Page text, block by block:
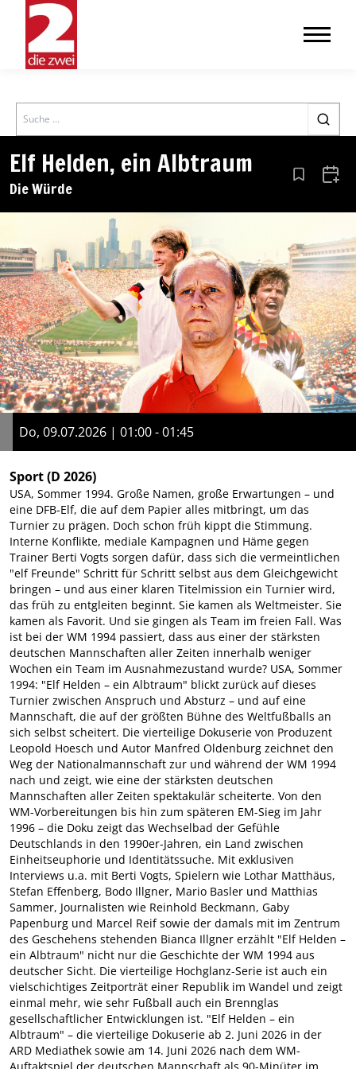
Search
Elf Helden, ein Albtraum
Die Würde Aus den
Do, 09.07.2026 | 01:00 - 01:45
Sport(D 2026)
USA, Sommer 1994. Große Namen, große Erwartungen – und
eine DFB-Elf, die auf dem Papier alles mitbringt, um das
Turnier zu prägen. Doch schon früh kippt die Stimmung.
Interne Konflikte, mediale Kampagnen und Häme gegen
Trainer Berti Vogts sorgen dafür, dass sich die vermeintlichen
"elf Freunde" Schritt für Schritt selbst aus dem Gleichgewicht
bringen – und aus einer klaren Titelmission ein Turnier wird,
das früh zu entgleiten beginnt. Sie kamen als Weltmeister. Sie
kamen als Favorit. Und sie gingen als Team im freien Fall. Was
ist bei der WM 1994 passiert, dass aus einer der stärksten
deutschen Mannschaften aller Zeiten innerhalb weniger
Wochen ein Team im Ausnahmezustand wurde? USA, Sommer
1994: "Elf Helden – ein Albtraum" blickt zurück auf dieses
Turnier zwischen Anspruch und Absturz – und auf eine
Mannschaft, die auf der größten Bühne des Weltfußballs an
sich selbst scheitert. Die vierteilige Dokuserie von Produzent
Leopold Hoesch und Autor Manfred Oldenburg zeichnet den
Weg der Nationalmannschaft zur und während der WM 1994
nach und zeigt, wie eine der stärksten deutschen
Mannschaften aller Zeiten spektakulär scheiterte. Von den
WM-Vorbereitungen bis hin zum späteren EM-Sieg im Jahr
1996 – die Doku zeigt das Wechselbad der Gefühle
Deutschlands in den 1990er-Jahren, ein Land zwischen
Einheitseuphorie und Identitätssuche. Mit exklusiven
Interviews u.a. mit Berti Vogts, Spielern wie Lothar Matthäus,
Stefan Effenberg, Bodo Illgner, Mario Basler und Matthias
Sammer, Journalisten wie Reinhold Beckmann, Gaby
Papenburg und Marcel Reif sowie der damals mit im Zentrum
des Geschehens stehenden Bianca Illgner erzählt "Elf Helden –
ein Albtraum" nicht nur die Geschichte der WM 1994 aus
deutscher Sicht. Die vierteilige Hochglanz-Serie ist auch ein
vielschichtiges Zeitporträt einer Republik im Wandel und zeigt
einmal mehr, wie sehr Fußball auch ein Brennglas
gesellschaftlicher Entwicklungen ist. "Elf Helden – ein
Albtraum" – die vierteilige Dokuserie ab 2. Juni 2026 in der
ARD Mediathek sowie am 14. Juni 2026 nach dem WM-